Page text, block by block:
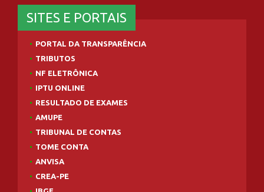
SITES E PORTAIS
PORTAL DA TRANSPARÊNCIA
TRIBUTOS
NF ELETRÔNICA
IPTU ONLINE
RESULTADO DE EXAMES
AMUPE
TRIBUNAL DE CONTAS
TOME CONTA
ANVISA
CREA-PE